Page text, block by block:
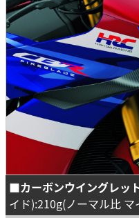
■カーボンウイングレッ
イド):210g(ノーマル比